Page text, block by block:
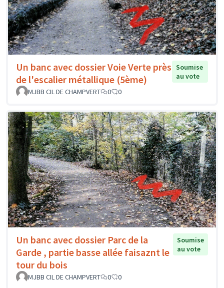
Un banc avec dossier Voie Verte près
de l'escalier métallique (5ème)
Soumise
au vote
MJBB CIL DE CHAMPVERT
0 0
Un banc avec dossier Parc de la
Garde , partie basse allée faisaznt le
tour du bois
Soumise
au vote
MJBB CIL DE CHAMPVERT 0 0